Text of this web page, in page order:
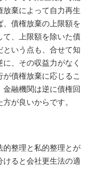
放棄によって自力再生
、債権放棄の上限額を
て、上限額を除いた債
いう点も、合せて知
、その収益力がなく
債権放棄に応じるこ
融機関は逆に債権回
が良いからです。
的整理と私的整理とが
けると会社更生法の適